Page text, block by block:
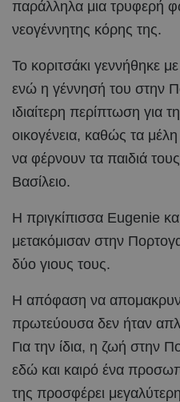
παράλληλα μια τρυφερή
νεογέννητης κόρης της.
Το κοριτσάκι γεννήθηκε
ενώ η γέννησή του στην
ιδιαίτερη περίπτωση για
οικογένεια, καθώς τα
να φέρνουν τα παιδιά
Βασίλειο.
Η πριγκίπισσα Eugenie
μετακόμισαν στην
δύο γιους τους.
Η απόφαση να
πρωτεύουσα δεν ήταν
Για την ίδια, η ζωή στην
εδώ και καιρό ένα
της προσφέρει